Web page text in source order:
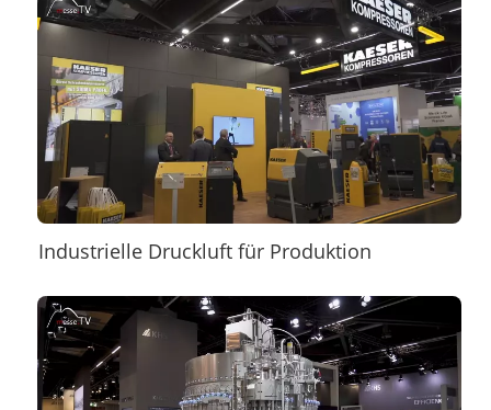
Industrielle Druckluft für Produktion